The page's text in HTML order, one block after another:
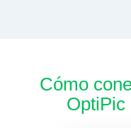
Cómo
OptiPic